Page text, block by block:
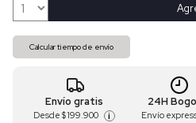
Calcular tiempo de envío
Envío gratis
Desde $ 199.900 i
24H
Envío